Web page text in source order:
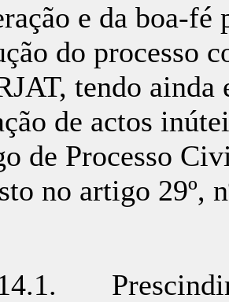
e da boa-
do processo
tendo
de actos
de Processo
no artigo 29º,
Prescindir